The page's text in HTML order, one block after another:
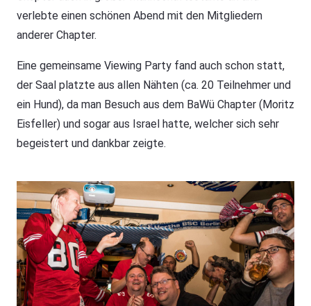
verlebte einen schönen Abend mit den Mitgliedern
anderer Chapter.
Eine gemeinsame Viewing Party fand auch schon statt,
der Saal platzte aus allen Nähten (ca. 20 Teilnehmer und
ein Hund), da man Besuch aus dem BaWü Chapter (Moritz
Eisfeller) und sogar aus Israel hatte, welcher sich sehr
begeistert und dankbar zeigte.